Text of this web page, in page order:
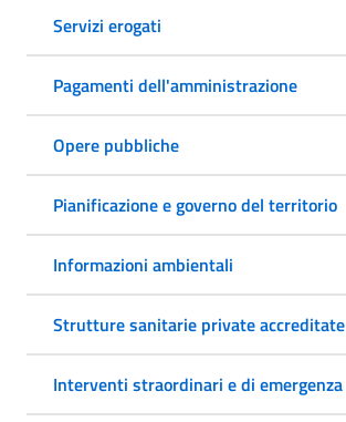
Servizi erogati
Pagamenti dell'amministrazione
Opere pubbliche
Pianificazione e governo del territorio
Informazioni ambientali
Strutture sanitarie private accreditate
Interventi straordinari e di emergenza